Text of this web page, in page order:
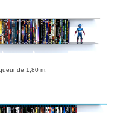
de 1,80 m.